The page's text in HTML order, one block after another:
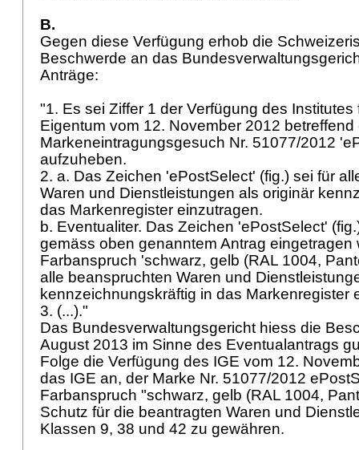
B.
Gegen diese Verfügung erhob die
Beschwerde an das
Anträge:
"1. Es sei Ziffer 1 der Verfügung des Institutes
Eigentum vom 12. November 2012 betreffend
Markeneintragungsgesuch Nr. 51077/2012
aufzuheben.
2. a. Das Zeichen 'ePostSelect' (fig.) sei für
Waren und Dienstleistungen als originär
das Markenregister einzutragen.
b. Eventualiter. Das Zeichen 'ePostSelect'
gemäss oben genanntem Antrag eingetragen
Farbanspruch 'schwarz, gelb (RAL 1004,
alle beanspruchten Waren und
kennzeichnungskräftig in das Markenregister
3. (...)."
Das Bundesverwaltungsgericht hiess die
August 2013 im Sinne des Eventualantrags
Folge die Verfügung des IGE vom 12.
das IGE an, der Marke Nr. 51077/2012
Farbanspruch "schwarz, gelb (RAL 1004,
Schutz für die beantragten Waren und
Klassen 9, 38 und 42 zu gewähren.